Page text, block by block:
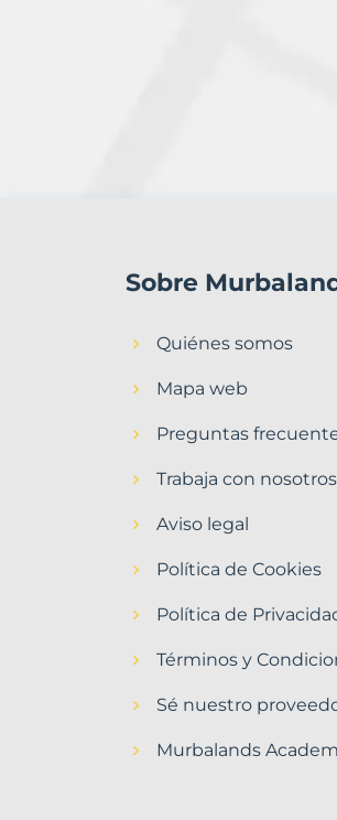
Sobre
Quiénes somos
Mapa web
Preguntas
Trabaja con nosotros
Aviso legal
Política de Cookies
Política de
Términos y
Sé nuestro
Murbalands